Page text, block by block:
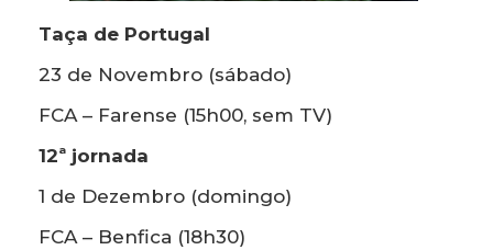
Taça de Portugal
23 de Novembro (sábado)
FCA – Farense (15h00, sem TV)
12ª jornada
1 de Dezembro (domingo)
FCA – Benfica (18h30)